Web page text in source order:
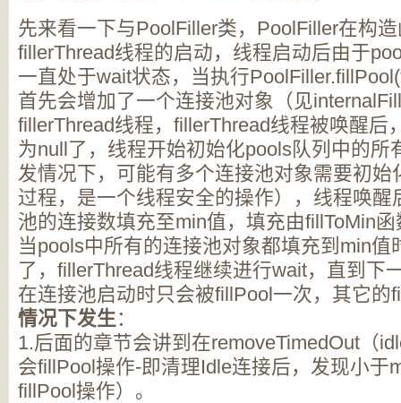
先来看一下与PoolFiller类，PoolFiller在构
fillerThread线程的启动，线程启动后由于
一直处于wait状态，当执行
首先会增加了一个连接池对象（见
fillerThread线程，fillerThread线程被唤醒后
为null了，线程开始初始化pools队列中的所
发情况下，可能有多个连接池对象需要初始
过程，是一个线程安全的操作），线程唤醒
池的连接数填充至min值，填充由fillToMin
当pools中所有的连接池对象都填充到min值
了，fillerThread线程继续进行wait，直到下
在连接池启动时只会被fillPool一次，其它的
情况下发生：
1.后面的章节会讲到在removeTimedOut（
会fillPool操作-即清理Idle连接后，发现小于
fillPool操作）。